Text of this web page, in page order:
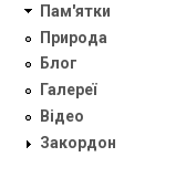
Пам'ятки
Природа
Блог
Галереї
Відео
Закордон